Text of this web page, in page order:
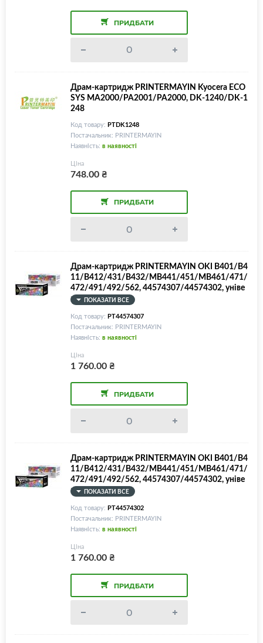
ПРИДБАТИ
Драм-картридж PRINTERMAYIN Kyocera ECO
SYS MA2000/PA2001/PA2000, DK-1240/DK-1
248
Код товару: PTDK1248
Постачальник: PRINTERMAYIN
Наявність: в наявності
Ціна
748.00₴
ПРИДБАТИ
Драм-картридж PRINTERMAYIN OKI B401/B4
11/B412/431/B432/MB441/451/MB461/471/
472/491/492/562, 44574307/44574302, уніве
рсальний!
ПОКАЗАТИ ВСЕ
Код товару: PT44574307
Постачальник: PRINTERMAYIN
Наявність: в наявності
Ціна
1 760.00₴
ПРИДБАТИ
Драм-картридж PRINTERMAYIN OKI B401/B4
11/B412/431/B432/MB441/451/MB461/471/
472/491/492/562, 44574307/44574302, уніве
рсальний!
ПОКАЗАТИ ВСЕ
Код товару: PT44574302
Постачальник: PRINTERMAYIN
Наявність: в наявності
Ціна
1 760.00₴
ПРИДБАТИ